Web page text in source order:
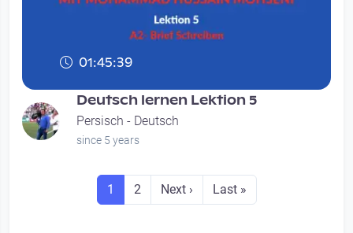
01:45:39
Deutsch lernen Lektion 5
Persisch - Deutsch
since 5 years
Seitennummerierung
Seite
1 Seite
2 Next page
Next › Last page
Last »